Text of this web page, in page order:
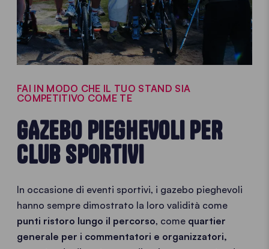
FAI IN MODO CHE IL TUO STAND SIA
COMPETITIVO COME TE
GAZEBO PIEGHEVOLI PER
CLUB SPORTIVI
In occasione di eventi sportivi, i gazebo pieghevoli
hanno sempre dimostrato la loro validità come
punti ristoro lungo il percorso, come quartier
generale per i commentatori e organizzatori,